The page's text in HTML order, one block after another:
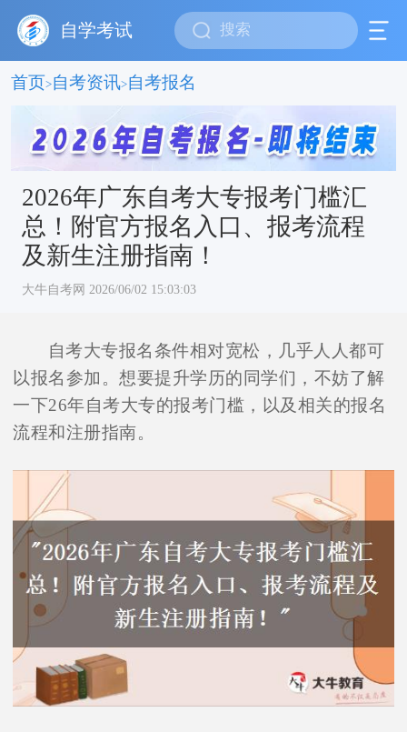
自学考试
首页>自考资讯>自考报名
2026年广东自考大专报考门槛汇
总！附官方报名入口、报考流程
及新生注册指南！
大牛自考网 2026/06/02 15:03:03
自考大专报名条件相对宽松，几乎人人都可
以报名参加。想要提升学历的同学们，不妨了解
一下26年自考大专的报考门槛，以及相关的报名
流程和注册指南。